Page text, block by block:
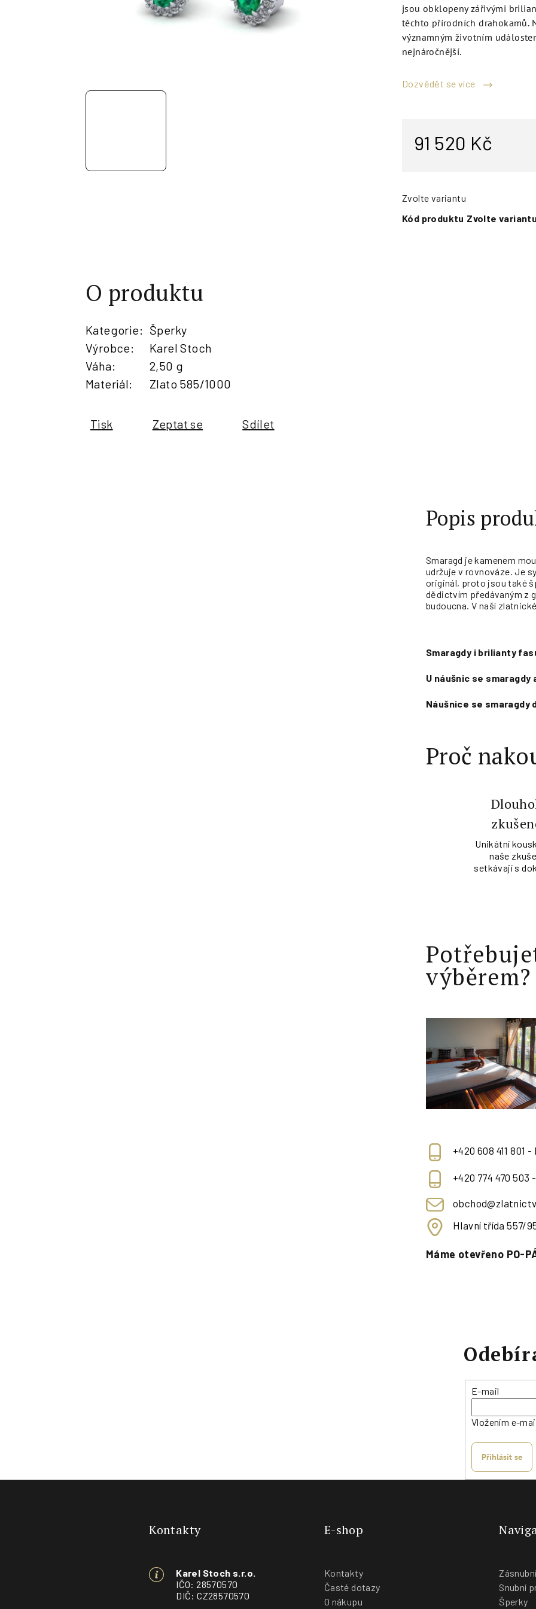
jsou obklopeny zářivými
těchto přírodních drahokamů.
významným životním
nejnáročnější.
Dozvědět se více
91 520 Kč
Zvolte variantu
Kód produktu Zvolte
O produktu
Kategorie: Šperky
Výrobce:
Karel Stoch
Váha:
2,50 g
Materiál: Zlato 585/1000
Tisk Zeptat se Sdílet
Popis
Smaragd je kamenem
udržuje v rovnováze. Je
originál, proto jsou také
dědictvím předávaným z
budoucna. V naší
Smaragdy i brilianty
U náušnic se
Náušnice se smaragdy
Proč
Unikátní
naše
setkávají s
výběrem?
+420 608 411 801
+420 774 470 503
Hlavní třída 557/
Máme otevřeno PO-
E-mail
Vložením e-
Přihlásit se
Kontakty
Karel Stoch s.r.o.
IČO: 28570570
DIČ: CZ28570570
E-shop
Kontakty
Časté dotazy
O nákupu
Snubní
Šperky